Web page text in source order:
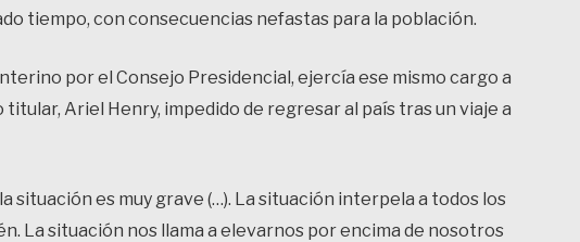
tiempo, con consecuencias nefastas para la población.
por el Consejo Presidencial, ejercía ese mismo cargo a
Ariel Henry, impedido de regresar al país tras un viaje a
situación es muy grave (…). La situación interpela a todos los
La situación nos llama a elevarnos por encima de nosotros